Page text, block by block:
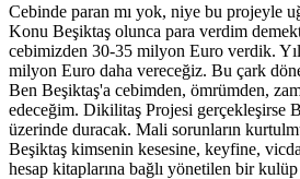
Cebinde paran mı yok, niye bu projeyle
Konu Beşiktaş olunca para verdim
cebimizden 30-35 milyon Euro verdik.
milyon Euro daha vereceğiz. Bu çark
Ben Beşiktaş'a cebimden, ömrümden,
edeceğim. Dikilitaş Projesi gerçekleşirse
üzerinde duracak. Mali sorunların
Beşiktaş kimsenin kesesine, keyfine,
hesap kitaplarına bağlı yönetilen bir